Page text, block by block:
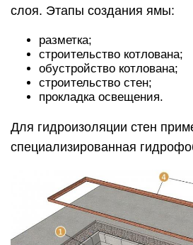
слоя. Этапы создания ямы:
разметка;
строительство котлована;
обустройство котлована;
строительство стен;
прокладка освещения.
Для гидроизоляции стен
специализированная